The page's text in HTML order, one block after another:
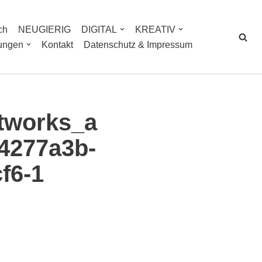
NEUGIERIG DIGITAL
KREATIV
Kontakt Datenschutz & Impressum
1